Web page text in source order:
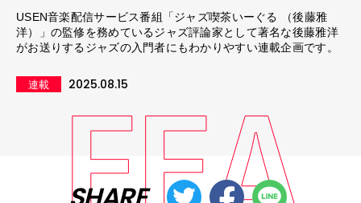
USEN音楽配信サービス番組「ジャズ喫茶いーぐる （後藤雅
洋）」の監修を務めているジャズ評論家として著名な後藤雅洋
がお送りするジャズの入門者にもわかりやすい連載企画です。
連載 2025.08.15